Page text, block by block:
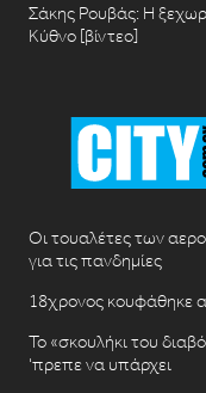
Σάκης Ρουβάς: Η
Κύθνο [βίντεο]
Οι τουαλέτες των
για τις πανδημίες
18χρονος κουφάθηκε
Το «σκουλήκι του
‘πρεπε να υπάρχει